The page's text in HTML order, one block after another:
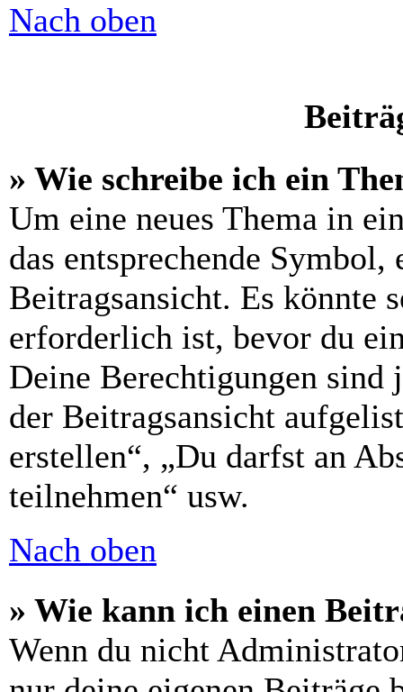
Nach oben
» Wie schreibe ich ein
Um eine neues Thema in
das entsprechende
Beitragsansicht. Es könnte
erforderlich ist, bevor du
Deine Berechtigungen sind
der Beitragsansicht
erstellen“, „Du darfst an
teilnehmen“ usw.
Nach oben
» Wie kann ich einen
Wenn du nicht